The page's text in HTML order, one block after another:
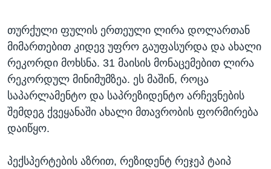
თურქული ფულის ერთეული ლირა დოლართან
მიმართებით კიდევ უფრო გაუფასურდა და ახალი
რეკორდი მოხსნა. 31 მაისის მონაცემებით ლირა
რეკორდულ მინიმუმზეა. ეს მაშინ, როცა
საპარლამენტო და საპრეზიდენტო არჩევნების
შემდეგ ქვეყანაში ახალი მთავრობის ფორმირება
დაიწყო.
პექსპერტების აზრით, რეზიდენტ რეჯეპ ტაიპ